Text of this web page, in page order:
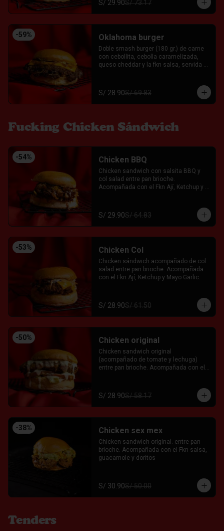
S/ 29.90S/ 73.17
-59% Oklahoma burger
Doble smash burger (180 gr.) de carne
con cebollita, cebolla caramelizada,
queso cheddar y la fkn salsa, servida
S/ 28.90S/ 69.83
Fucking Chicken Sándwich
-54% Chicken BBQ
Chicken sandwich con salsita BBQ y
col salad entre pan brioche.
Acompañada con el Fkn Ají, Ketchup y
S/ 29.90S/ 64.83
-53% Chicken Col
Chicken sándwich acompañado de col
salad entre pan brioche. Acompañada
con el Fkn Ají, Ketchup y Mayo Garlic.
S/ 28.90S/ 61.50
-50% Chicken original
Chicken sandwich original
(acompañado de tomate y lechuga)
entre pan brioche. Acompañada con el
S/ 28.90S/ 58.17
-38% Chicken sex mex
Chicken sandwich original. entre pan
brioche. Acompañada con el Fkn salsa,
guacamole y doritos
S/ 30.90S/ 50.00
Tenders